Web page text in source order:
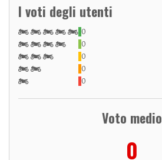
I voti degli utenti
0
0
0
0
0
Voto medio
0